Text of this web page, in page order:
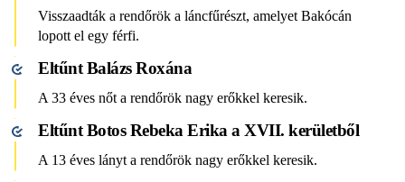
Visszaadták a rendőrök a láncfűrészt, amelyet Bakócán
lopott el egy férfi.
Eltűnt Balázs Roxána
A 33 éves nőt a rendőrök nagy erőkkel keresik.
Eltűnt Botos Rebeka Erika a XVII. kerületből
A 13 éves lányt a rendőrök nagy erőkkel keresik.